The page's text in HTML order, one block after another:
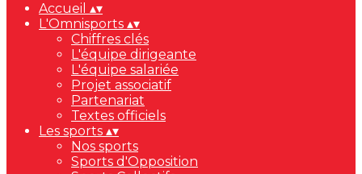
Accueil ▴▾
L'Omnisports ▴▾
Chiffres clés
L'équipe dirigeante
L'équipe salariée
Projet associatif
Partenariat
Textes officiels
Les sports ▴▾
Nos sports
Sports d'Opposition